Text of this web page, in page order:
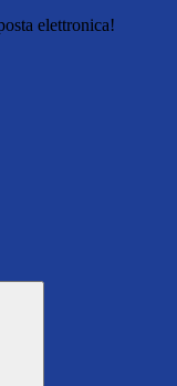
elettronica!